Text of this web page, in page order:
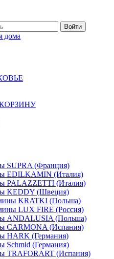
SUPRA (Франция)
EDILKAMIN (Италия)
PALAZZETTI (Италия)
KEDDY (Швеция)
KRATKI (Польша)
LUX FIRE (Россия)
ANDALUSIA (Польша)
CARMONA (Испания)
HARK (Германия)
Schmid (Германия)
TRAFORART (Испания)